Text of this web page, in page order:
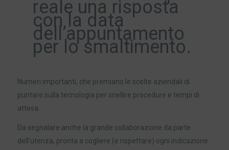
reale una risposta
con la data
dell’appuntamento
per lo smaltimento.
Numeri importanti, che premiano le scelte aziendali di
puntare sulla tecnologia per snellire procedure e tempi di
attesa.
Da segnalare anche la grande collaborazione da parte
dell’utenza, pronta a cogliere (e rispettare) ogni indicazione